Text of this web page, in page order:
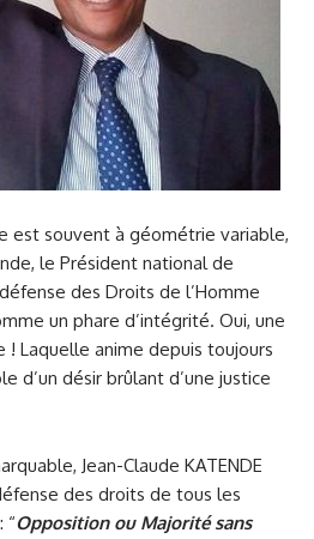
est souvent à géométrie variable,
le Président national de
des Droits de l’Homme
un phare d’intégrité. Oui, une
Laquelle anime depuis toujours
d’un désir brûlant d’une justice
Jean-Claude KATENDE
des droits de tous les
“Opposition ou Majorité sans